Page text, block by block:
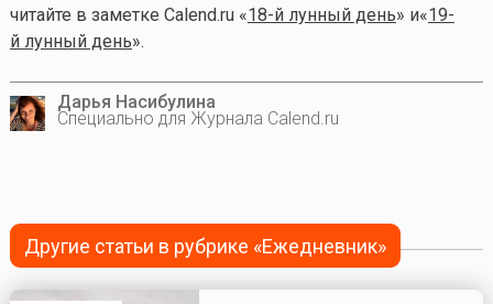
читайте в заметке Calend.ru «18-й лунный день» и«19-
й лунный день».
Дарья Насибулина
Специально для Журнала Calend.ru
Другие статьи в рубрике «Ежедневник»